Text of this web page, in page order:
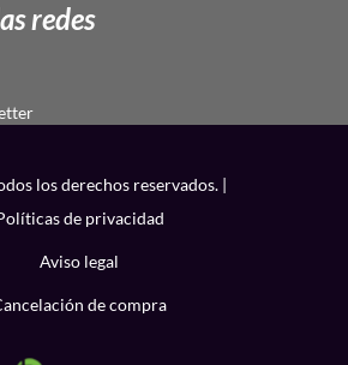
redes
los derechos reservados. |
de privacidad
Aviso legal
de compra